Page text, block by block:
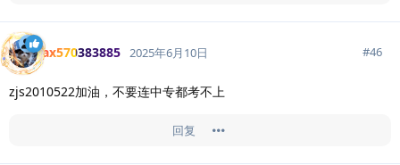
ax570383885 2025年6月10日 #46
zjs2010522加油，不要连中专都考不上
回复